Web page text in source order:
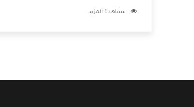
للعميل وان يستمتع بالخدمات التى تنفرد الشركة بها
مشاهدة المزيد